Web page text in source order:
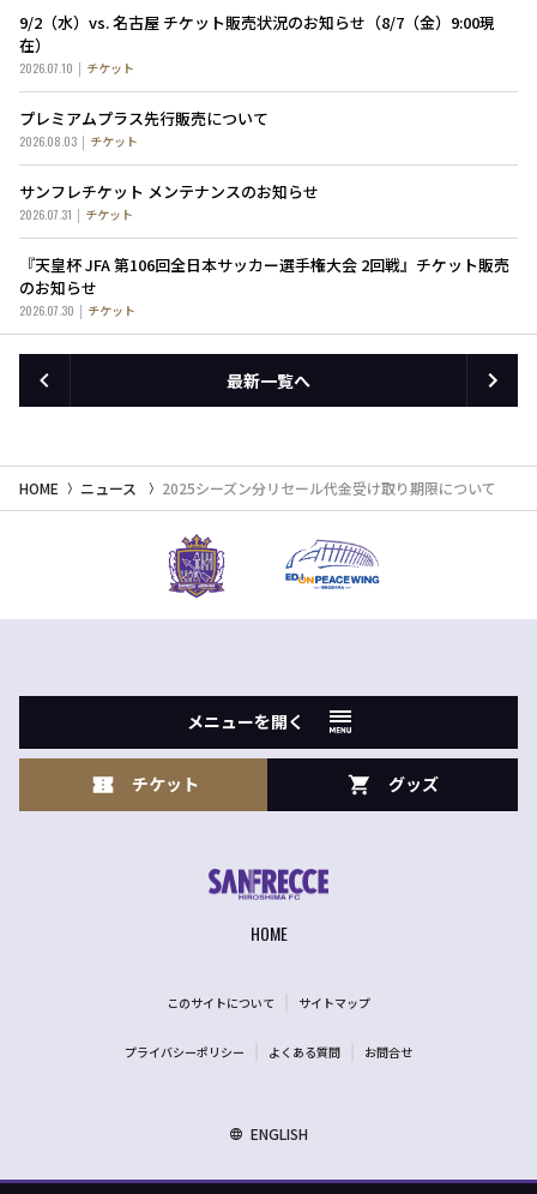
9/2（水）vs. 名古屋 チケット販売状況のお知らせ（8/7（金）9:00現
在）
2026.07.10 チケット
プレミアムプラス先行販売について
2026.08.03 チケット
サンフレチケット メンテナンスのお知らせ
2026.07.31 チケット
『天皇杯 JFA 第106回全日本サッカー選手権大会 2回戦』チケット販売
のお知らせ
2026.07.30 チケット
最新一覧へ
HOME ニュース 2025シーズン分リセール代金受け取り期限について
メニューを開く
チケット グッズ
HOME
このサイトについて サイトマップ
プライバシーポリシー よくある質問 お問合せ
ENGLISH